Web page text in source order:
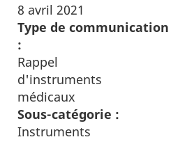
8 avril 2021
Type de communication
:
Rappel
d'instruments
médicaux
Sous-catégorie :
Instruments